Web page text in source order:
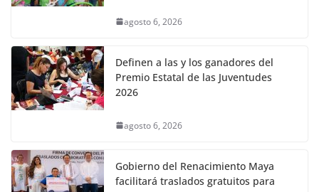
agosto 6, 2026
Definen a las y los ganadores del
Premio Estatal de las Juventudes
2026
agosto 6, 2026
Gobierno del Renacimiento Maya
facilitará traslados gratuitos para